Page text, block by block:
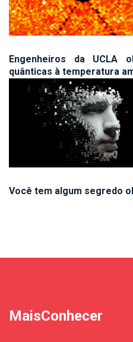
Engenheiros da UCLA
quânticas à temperatura
Você tem algum segredo
MaisConhecer